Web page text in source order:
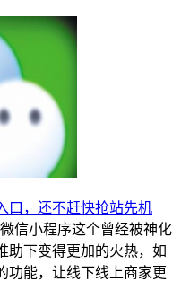
口，还不赶快抢站先机
微信小程序这个曾经被神化
助下变得更加的火热，如
功能，让线下线上商家更